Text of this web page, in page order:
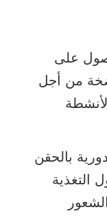
على
من أجل
بالحقن
التغذية